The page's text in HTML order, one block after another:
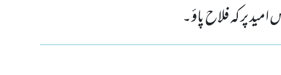
پر کہ فلاح پاؤ۔